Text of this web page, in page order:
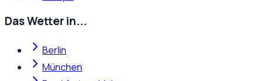
Das Wetter in...
Berlin
München